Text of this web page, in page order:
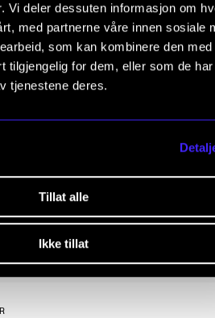
Vi deler dessuten informasjon om
med partnerne våre innen sosiale
som kan kombinere den med
tilgjengelig for dem, eller som de
tjenestene deres.
Tillat alle
Ikke tillat